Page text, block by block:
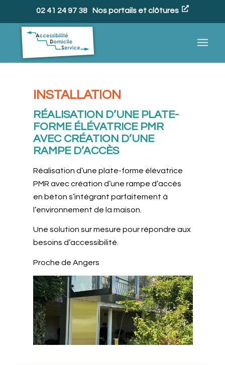
02 41 24 97 38 Nos portails et clôtures
INSTALLATION
RÉALISATION D’UNE PLATE-
FORME ÉLÉVATRICE PMR
AVEC CRÉATION D’UNE
RAMPE D’ACCÈS
Réalisation d’une plate-forme élévatrice
PMR avec création d’une rampe d’accès
en béton s’intégrant parfaitement à
l’environnement de la maison.
Une solution sur mesure pour répondre aux
besoins d’accessibilité.
Proche de Angers